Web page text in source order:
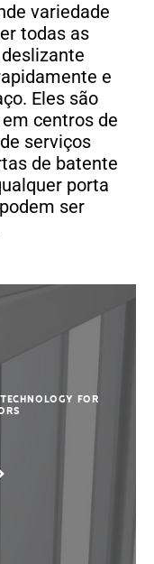
variedade
todas as
e
Eles são
centros de
serviços
de batente
porta
ser
technology for